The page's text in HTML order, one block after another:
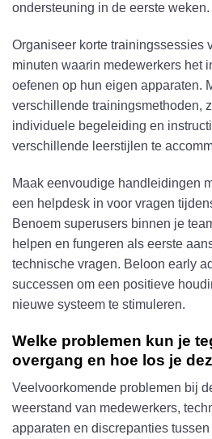
ondersteuning in de eerste weken.
Organiseer korte trainingssessies
minuten waarin medewerkers het
oefenen op hun eigen apparaten.
verschillende trainingsmethoden,
individuele begeleiding en
verschillende leerstijlen te
Maak eenvoudige handleidingen
een helpdesk in voor vragen
Benoem superusers binnen je
helpen en fungeren als eerste
technische vragen. Beloon early
successen om een positieve
nieuwe systeem te stimuleren.
Welke problemen kun je
overgang en hoe los je
Veelvoorkomende problemen bij
weerstand van medewerkers,
apparaten en discrepanties